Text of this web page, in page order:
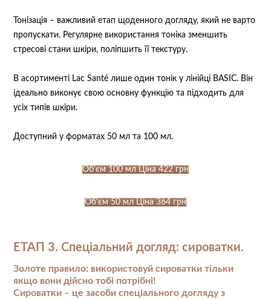
Тонізація – важливий етап щоденного догляду, який не варто
пропускати. Регулярне використання тоніка зменшить
стресові стани шкіри, поліпшить її текстуру.
В асортименті Lac Santé лише один тонік у лінійці BASIC. Він
ідеально виконує свою основну функцію та підходить для
усіх типів шкіри.
Доступний у форматах 50 мл та 100 мл.
Об'єм 100 мл Ціна 422 грн
Об'єм 50 мл Ціна 364 грн
ЕТАП 3. Спеціальний догляд: сироватки.
Золоте правило: використовуй сироватки тільки
якщо вони дійсно тобі потрібні! ⠀
Сироватки – це засоби спеціального догляду з